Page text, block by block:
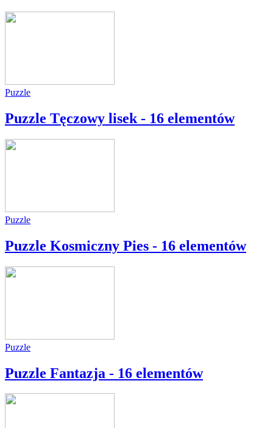
Puzzle
Puzzle Tęczowy lisek - 16 elementów
Puzzle
Puzzle Kosmiczny Pies - 16 elementów
Puzzle
Puzzle Fantazja - 16 elementów